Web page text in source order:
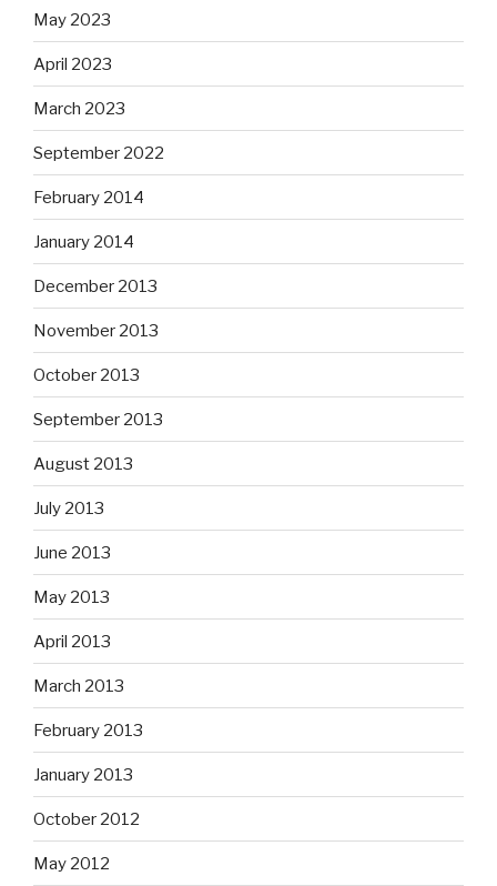
May 2023
April 2023
March 2023
September 2022
February 2014
January 2014
December 2013
November 2013
October 2013
September 2013
August 2013
July 2013
June 2013
May 2013
April 2013
March 2013
February 2013
January 2013
October 2012
May 2012